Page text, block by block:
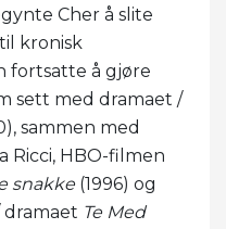
Cher å slite
kronisk
fortsatte å gjøre
sett med dramaet /
sammen med
Ricci, HBO-filmen
snakke (1996) og
dramaet Te Med